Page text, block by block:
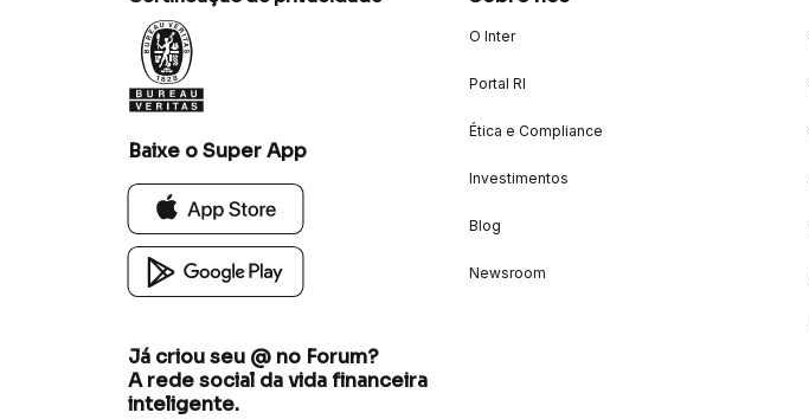
Baixe o Super App
Já criou seu @ no Forum?
A rede social da vida financeira
inteligente.
O Inter
Portal RI
Ética e Compliance
Investimentos
Blog
Newsroom